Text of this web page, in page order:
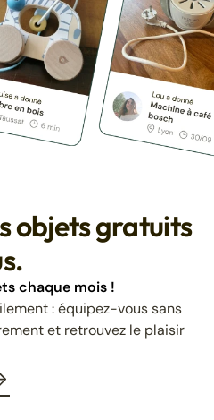
objets gratuits
chaque mois !
: équipez-vous sans
et retrouvez le plaisir